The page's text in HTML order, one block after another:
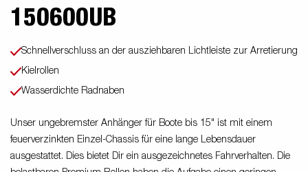
Freizeit-Anhänger
Schwerlast-Anhänger
Wassersport-Anhänger
Fahrschule
1205 Limited Edition
150600UB
Schnellverschluss an der ausziehbaren Lichtleiste zur Arretierung
Kielrollen
Wasserdichte Radnaben
Unser ungebremster Anhänger für Boote bis 15" ist mit einem
feuerverzinkten Einzel-Chassis für eine lange Lebensdauer
ausgestattet. Dies bietet Dir ein ausgezeichnetes Fahrverhalten. Die